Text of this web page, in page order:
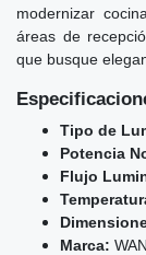
modernizar
áreas de
que busque
Tipo de
Potencia
Flujo
Marca: